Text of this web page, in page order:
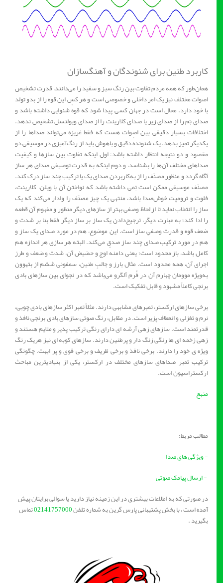
کاربرد طنین برای شنوندگان و آهنگسازان
همان‌طور که همه مردم تفاوت بین رنگ سبز و سفید را می‌دانند، قدرت تشخیص
اصوات مختلف نیز یک امر داخلی و خصوصی است و هر کس این قوه را از بدو تولد
با خود دارد. محال است در جهان کسی پیدا شود که قوهٔ شنوایی داشته باشد و
صدای بَم را از صدای زیر یا صدای کلارینت را از صدای ویولنسل تشخیص ندهد.
اختلافات بسیار دقیقی بین اصوات هست که فقط غریزه می‌تواند صداها را از
یکدیگر تمیز بدهد. یک شنوندهٔ دقیق و باهوش باید از رنگ‌آمیزی در موسیقی دو
مقصود و دو نتیجه انتظار داشته باشد: اول اینکه تفاوت بین سازها و کیفیت
صداهای مختلف آن‌ها را بشناسد، و دوم اینکه به قدرت توصیفیِ صدای هر ساز
آگاه گردد و منظور مصنّف را از به‌کاربردن صدای یک یا ترکیب چند ساز درک کند.
مصنّف موسیقی ممکن است تِمی داشته باشد که نواختن آن با ویلن، کلارینت،
فلوت و ترومپت خوش‌صدا باشد، منتهی یک چیز مصنّف را وادار می‌کند که یک
ساز را انتخاب نماید تا از لحاظ وصفی بهتر از سازهای دیگر منظور و مفهوم آن قطعه
را ادا کند؛ به عبارت دیگر، ترجیح‌دادن یک ساز بر ساز دیگر فقط بنا بر شدت و
ضعف قوه و قدرت وصفیِ ساز است. این موضوع، هم در مورد صدای یک ساز و
هم در مورد ترکیب صدای چند ساز صدق می‌کند. البته هر سازی هر اندازه هم
کامل باشد، باز محدود است؛ یعنی دامنهٔ اوج و حضیض آن، شدت و ضعف و طرز
اجرای آن، همه محدود است. مثال بارز و جالبِ طنین، سمفونی ششم از بتهوون
به‌ویژه موومان چهارم آن در فُرم آلگرو می‌باشد که در نجوای بین سازهای بادی
برنجی کاملاً مشهود و قابل تفکیک است.
برخی سازهای ارکستر، تمبرهای مشابهی دارند. مثلاً تمبر اکثر سازهای بادی چوبی،
نرم و تغزلی و انعطاف پزیر است. در مقابل، رنگ صوتی سازهای بادی برنجی نافذ و
قدرتمند است. سازهای زهی آرشه ای دارای رنگی ترکیب پذیر و ملایم هستند و
زهی زخمه ای ها رنگی زنگ دار و پرطنین دارند. سازهای کوبه ای نیز هریک رنگ
ویژه ی خود را دارند. برخی نافذ و برخی ظریف و برخی قوی و پر ابهت. چگونگی
ترکیب تمبر صداهای سازهای مختلف در ارکستر، یکی از بنیادیترین مباحث
ارکستراسیون است.
منبع
مطالب مربط:
- ویژگی های صدا
- ارسال پیامک صوتی
در صورتی که به اطلاعات بیشتری در این زمینه نیاز دارید یا سوالی برایتان پیش
آمده است ، با بخش پشتیبانی پارس گرین به شماره تلفن02141757000تماس
بگیرید .